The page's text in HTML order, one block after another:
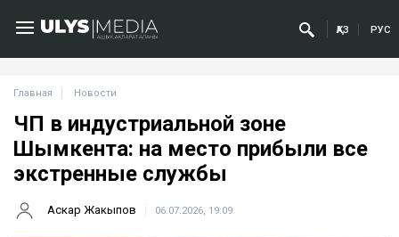
ҚАЗ РУС
Главная Новости
ЧП в индустриальной зоне
Шымкента: на место прибыли все
экстренные службы
Аскар Жакыпов 06.07.2026, 19:09